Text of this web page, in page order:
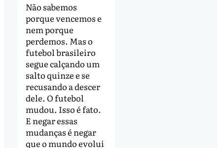
Não sabemos
porque vencemos e
nem porque
perdemos. Mas o
futebol brasileiro
segue calçando um
salto quinze e se
recusando a descer
dele. O futebol
mudou. Isso é fato.
E negar essas
mudanças é negar
que o mundo evolui